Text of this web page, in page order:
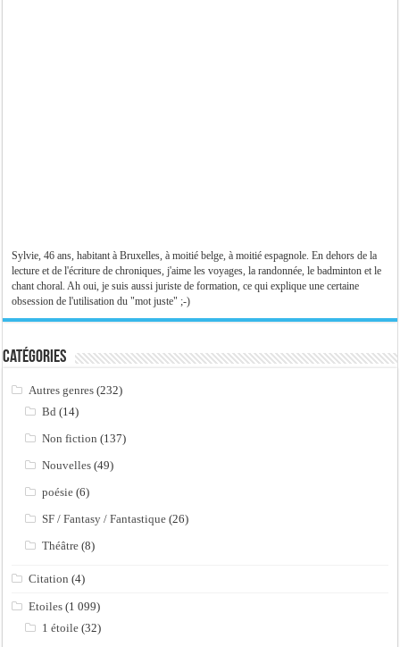
Sylvie, 46 ans, habitant à Bruxelles, à moitié belge, à moitié espagnole. En dehors de la
lecture et de l'écriture de chroniques, j'aime les voyages, la randonnée, le badminton et le
chant choral. Ah oui, je suis aussi juriste de formation, ce qui explique une certaine
obsession de l'utilisation du "mot juste" ;-)
Catégories
Autres genres (232)
Bd (14)
Non fiction (137)
Nouvelles (49)
poésie (6)
SF / Fantasy / Fantastique (26)
Théâtre (8)
Citation (4)
Etoiles (1 099)
1 étoile (32)